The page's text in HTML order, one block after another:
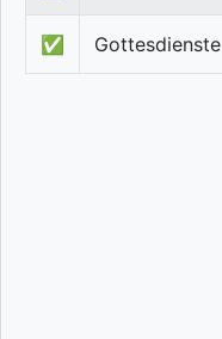
✅ Gottesdienste